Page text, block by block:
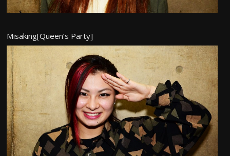
Misaking[Queen’s Party]